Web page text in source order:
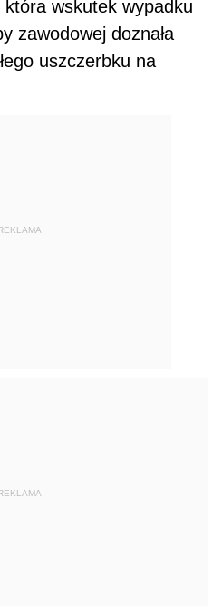
wskutek wypadku
zawodowej doznała
uszczerbku na